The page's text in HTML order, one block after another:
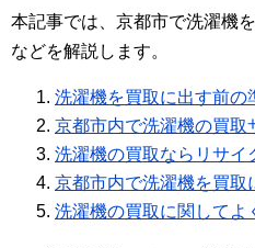
本記事では、京都市で洗濯機
などを解説します。
洗濯機を買取に出す前の
京都市内で洗濯機の買取
洗濯機の買取ならリサイ
京都市内で洗濯機を買取
洗濯機の買取に関してよ